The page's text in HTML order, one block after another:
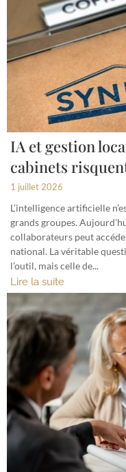
IA et gestion
cabinets
1 juillet 2026
L’intelligence artificielle
grands groupes.
collaborateurs peut
national. La véritable
l’outil, mais celle de...
Lire la suite